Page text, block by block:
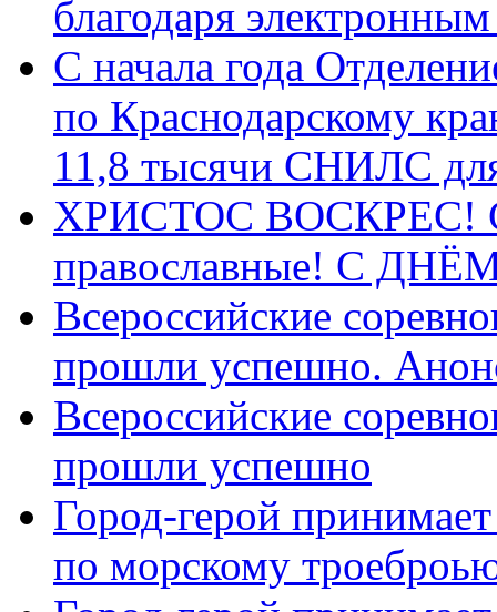
благодаря
С начала года
по Краснодарскому
11,8 тысячи СНИЛС
ХРИСТОС ВОСКРЕС! С
православные! C
Всероссийские
прошли успешно.
Всероссийские
прошли успешно
Город-герой
по морскому